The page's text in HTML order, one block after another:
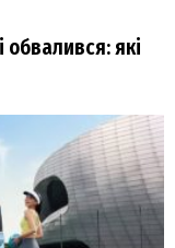
обвалився: які